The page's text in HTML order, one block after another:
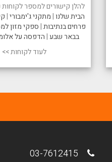
להלן קישורים למספר לקוחות
הבית שלנו|מתקני ג'ימבורי|
פרחים בנתיבות|ספקי מזון
בבאר שבע|הדפסה על
לעוד לקוחות >>